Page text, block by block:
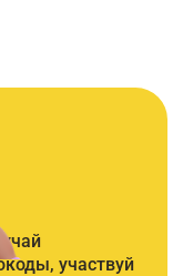
участвуй